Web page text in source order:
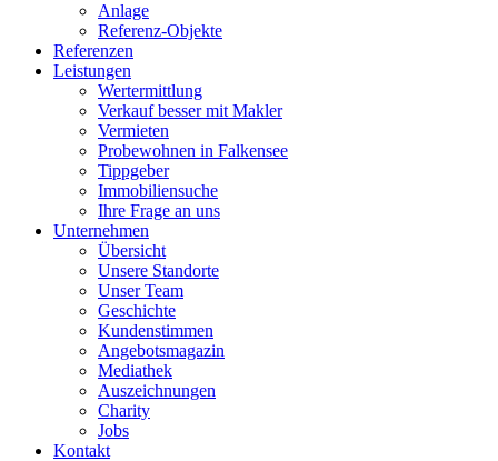
Anlage
Referenz-Objekte
Referenzen
Leistungen
Wertermittlung
Verkauf besser mit Makler
Vermieten
Probewohnen in Falkensee
Tippgeber
Immobiliensuche
Ihre Frage an uns
Unternehmen
Übersicht
Unsere Standorte
Unser Team
Geschichte
Kundenstimmen
Angebotsmagazin
Mediathek
Auszeichnungen
Charity
Jobs
Kontakt